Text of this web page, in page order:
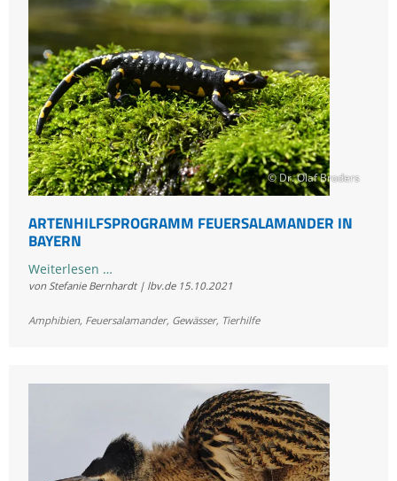
© Dr. Olaf Broders
ARTENHILFSPROGRAMM FEUERSALAMANDER IN
BAYERN
Weiterlesen …Artenhilfsprogramm
Feuersalamander
von Stefanie Bernhardt | lbv.de 15.10.2021
Amphibien, Feuersalamander, Gewässer, Tierhilfe